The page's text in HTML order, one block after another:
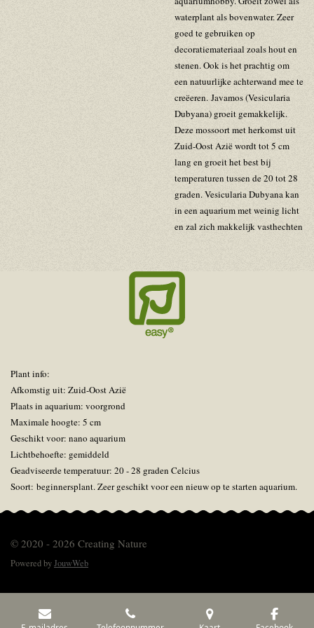
waterplant als bovenwater. Zeer
goed te gebruiken op
decoratiemateriaal zoals hout en
stenen. Ook is het prachtig om
een natuurlijke achterwand mee te
creëeren. Javamos (Vesicularia
Dubyana) groeit gemakkelijk.
Deze mossoort met herkomst uit
Zuid-Oost Azië wordt tot 5 cm
lang en groeit het best bij
temperaturen tussen de 20 tot 28
graden. Vesicularia Dubyana kan
in een aquarium met weinig licht
en zal zich makkelijk vasthechten
Plant info:
Afkomstig uit: Zuid-Oost Azië
Plaats in aquarium: voorgrond
Maximale hoogte: 5 cm
Geschikt voor: nano aquarium
Lichtbehoefte: gemiddeld
Geadviseerde temperatuur: 20 - 28 graden Celcius
Soort: beginnersplant. Zeer geschikt voor een nieuw op te starten aquarium.
© 2020 - 2026 Creating Nature
Powered byJouwWeb